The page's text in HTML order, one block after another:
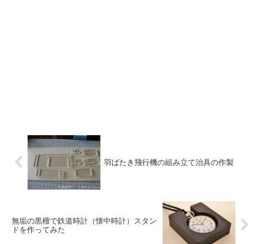
羽ばたき飛行機の組み立て治具の作製
無垢の黒檀で鉄道時計（懐中時計）スタン
ドを作ってみた